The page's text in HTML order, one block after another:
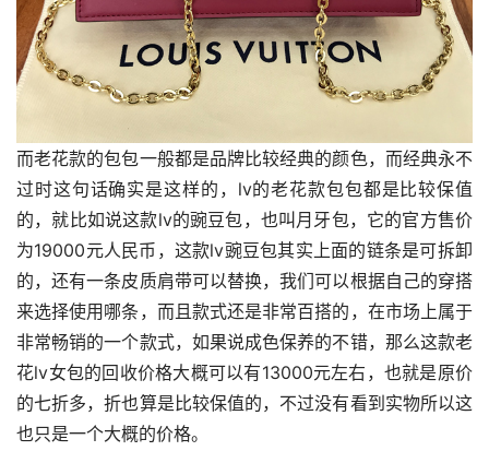
而老花款的包包一般都是品牌比较经典的颜色，而经典永不
过时这句话确实是这样的，lv的老花款包包都是比较保值
的，就比如说这款lv的豌豆包，也叫月牙包，它的官方售价
为19000元人民币，这款lv豌豆包其实上面的链条是可拆卸
的，还有一条皮质肩带可以替换，我们可以根据自己的穿搭
来选择使用哪条，而且款式还是非常百搭的，在市场上属于
非常畅销的一个款式，如果说成色保养的不错，那么这款老
花lv女包的回收价格大概可以有13000元左右，也就是原价
的七折多，折也算是比较保值的，不过没有看到实物所以这
也只是一个大概的价格。